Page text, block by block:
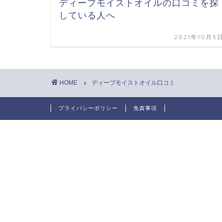
ディープモイストオイルの口コミを探
している人へ
2021年10月5
HOME ディープモイストオイル口コミ
プライバシーポリシー 免責事項